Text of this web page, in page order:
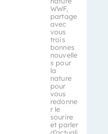
WWF,
partage
avec
vous
trois
bonnes
nouvelle
s pour
la
nature
pour
vous
redonne
r le
sourire
et parler